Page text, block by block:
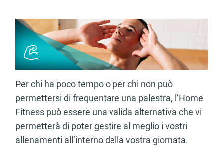
Per chi ha poco tempo o per chi non può
permettersi di frequentare una palestra, l’Home
Fitness può essere una valida alternativa che vi
permetterà di poter gestire al meglio i vostri
allenamenti all’interno della vostra giornata.